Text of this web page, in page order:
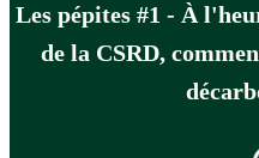
Les pépites #1 - À
de la CSRD,